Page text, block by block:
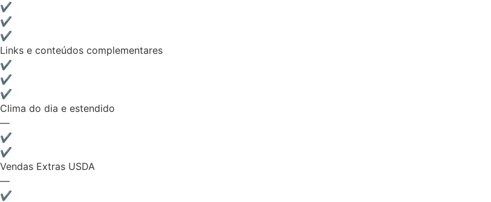
✔
✔
✔
Links e conteúdos complementares
✔
✔
✔
Clima do dia e estendido
—
✔
✔
Vendas Extras USDA
—
✔